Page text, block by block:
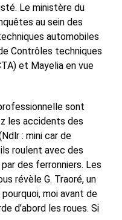
Le ministère du
au sein des
automobiles
Contrôles techniques
et Mayelia en vue
sont
les accidents des
: mini car de
roulent avec des
des ferronniers. Les
révèle G. Traoré, un
moi avant de
d’abord les roues. Si